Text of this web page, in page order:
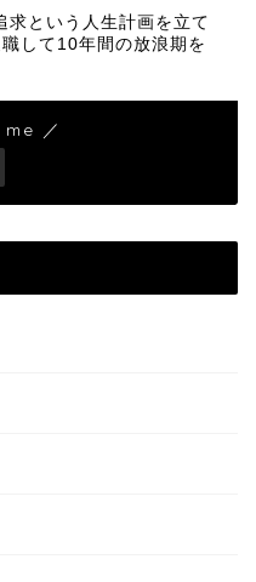
求という人生計画を立て
して10年間の放浪期を
／